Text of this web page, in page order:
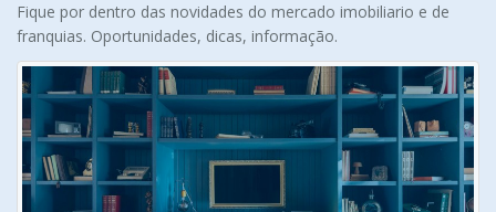
Fique por dentro das novidades do mercado imobiliario e de
franquias. Oportunidades, dicas, informação.